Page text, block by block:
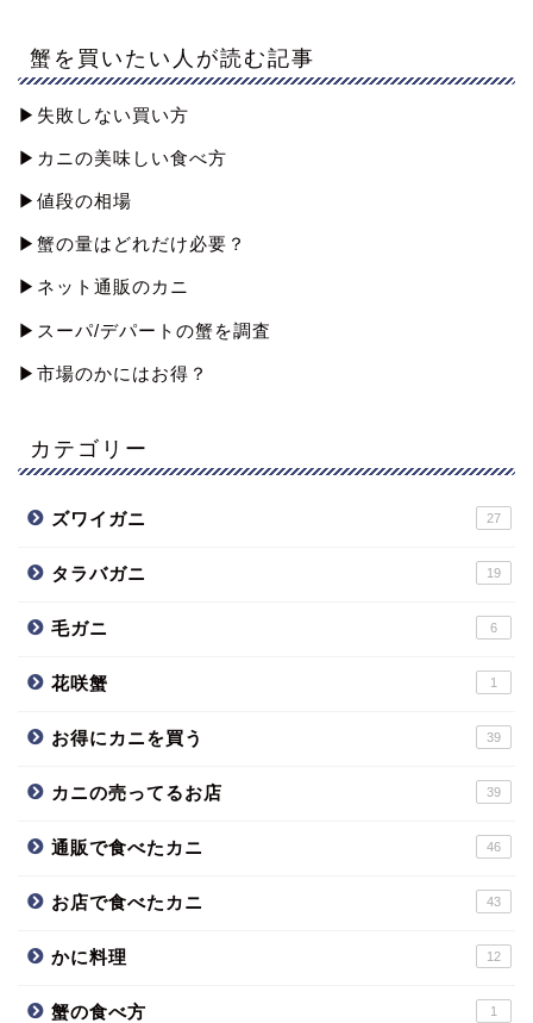
蟹を買いたい人が読む記事
▶︎失敗しない買い方
▶︎カニの美味しい食べ方
▶︎値段の相場
▶︎蟹の量はどれだけ必要？
▶︎ネット通販のカニ
▶︎スーパ/デパートの蟹を調査
▶︎市場のかにはお得？
カテゴリー
ズワイガニ 27
タラバガニ 19
毛ガニ 6
花咲蟹 1
お得にカニを買う 39
カニの売ってるお店 39
通販で食べたカニ 46
お店で食べたカニ 43
かに料理 12
蟹の食べ方 1